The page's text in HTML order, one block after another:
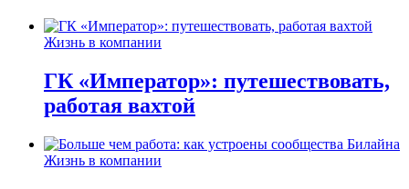
Жизнь в компании
ГК «Император»: путешествовать,
работая вахтой
Жизнь в компании